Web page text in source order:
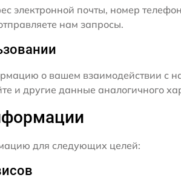
электронной почты, номер
нам запросы.
о вашем взаимодействии с
и другие данные аналогичного
для следующих целей: